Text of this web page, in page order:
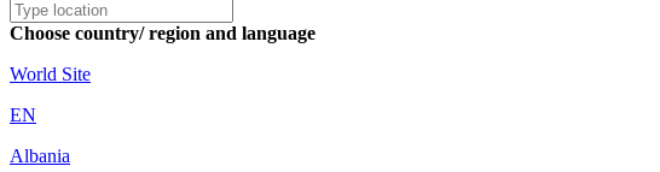
Choose country/ region and language
World Site
EN
Albania